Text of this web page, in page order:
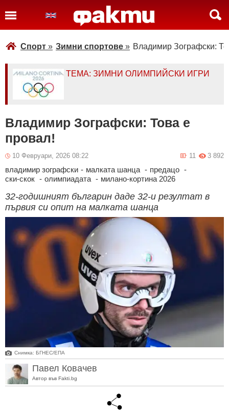
Спорт » Зимни спортове » Владимир Зографски:
ТЕМА: ЗИМНИ ОЛИМПИЙСКИ ИГРИ
Владимир Зографски: Това е
провал!
10 Февруари, 2026 08:22 3 892
11
владимир зографски - малката шанца - предацо -
ски-скок - олимпиадата - милано-кортина 2026
32-годишният българин даде 32-и резултат в
първия си опит на малката шанца
Снимка: БГНЕС/EПA
Павел Ковачев
Автор във Fakti.bg